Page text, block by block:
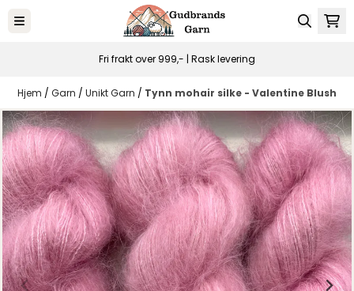
Hopp til innhold
Fri frakt over 999,- | Rask levering
Hjem / Garn / Unikt Garn / Tynn mohair silke - Valentine Blush